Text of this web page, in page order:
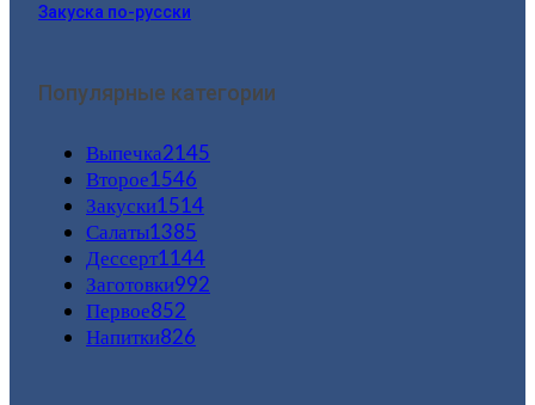
Закуска по-русски
Популярные категории
Выпечка2145
Второе1546
Закуски1514
Салаты1385
Дессерт1144
Заготовки992
Первое852
Напитки826